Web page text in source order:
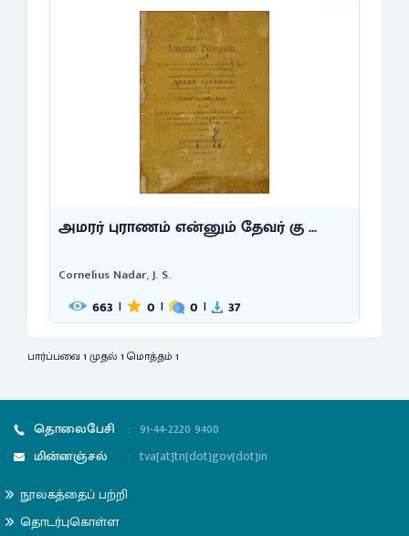
அமரர் புராணம் என்னும் தேவர் கு ...
Cornelius Nadar, J. S.
663 | 0 | 0 | 37
பார்ப்பவை 1 முதல் 1 மொத்தம் 1
தொலைபேசி : 91-44-2220 9400
மின்னஞ்சல்
: tva[at]tn[dot]gov[dot]in
நூலகத்தைப் பற்றி
தொடர்புகொள்ள